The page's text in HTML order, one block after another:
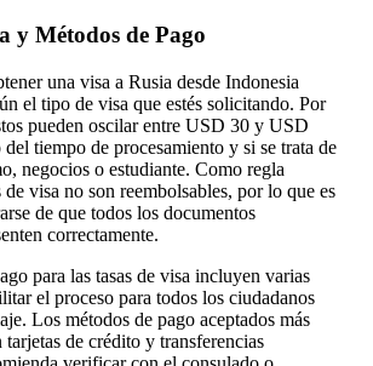
y Métodos de Pago
una visa a Rusia desde Indonesia
el tipo de visa que estés solicitando. Por
pueden oscilar entre USD 30 y USD
tiempo de procesamiento y si se trata de
negocios o estudiante. Como regla
de visa no son reembolsables, por lo que es
de que todos los documentos
correctamente.
para las tasas de visa incluyen varias
el proceso para todos los ciudadanos
Los métodos de pago aceptados más
de crédito y transferencias